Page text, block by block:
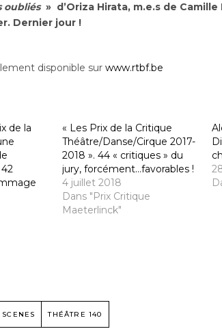
oubliés» d’Oriza Hirata, m.e.s de Camille
Dernier jour !
disponible surwww.rtbf.be
de la
« Les Prix de la Critique
Théâtre/Danse/Cirque 2017-
2018 ». 44 « critiques » du
jury, forcément…favorables !
4 juillet 2018
Dans "Prix Critique
Maeterlinck"
SCENES THÉÂTRE 140